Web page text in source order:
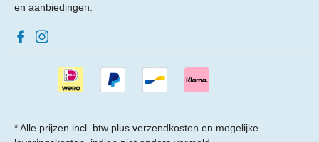
en aanbiedingen.
* Alle prijzen incl. btw plus verzendkosten en mogelijke